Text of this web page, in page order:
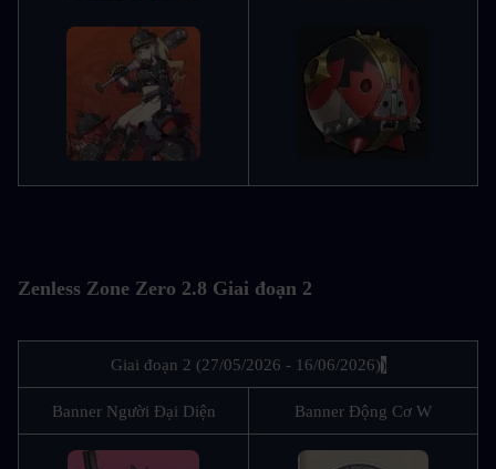
Zenless Zone Zero 2.8 Giai đoạn 2
Giai đoạn 2 (27/05/2026 - 16/06/2026))
Banner Người Đại Diện Banner Động Cơ W